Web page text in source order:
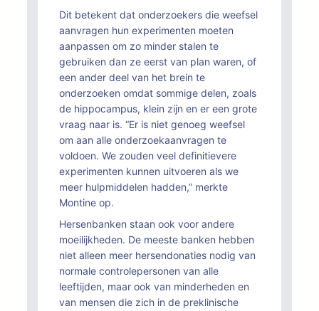
Dit betekent dat onderzoekers die weefsel
aanvragen hun experimenten moeten
aanpassen om zo minder stalen te
gebruiken dan ze eerst van plan waren, of
een ander deel van het brein te
onderzoeken omdat sommige delen, zoals
de hippocampus, klein zijn en er een grote
vraag naar is. “Er is niet genoeg weefsel
om aan alle onderzoekaanvragen te
voldoen. We zouden veel definitievere
experimenten kunnen uitvoeren als we
meer hulpmiddelen hadden,” merkte
Montine op.
Hersenbanken staan ook voor andere
moeilijkheden. De meeste banken hebben
niet alleen meer hersendonaties nodig van
normale controlepersonen van alle
leeftijden, maar ook van minderheden en
van mensen die zich in de preklinische